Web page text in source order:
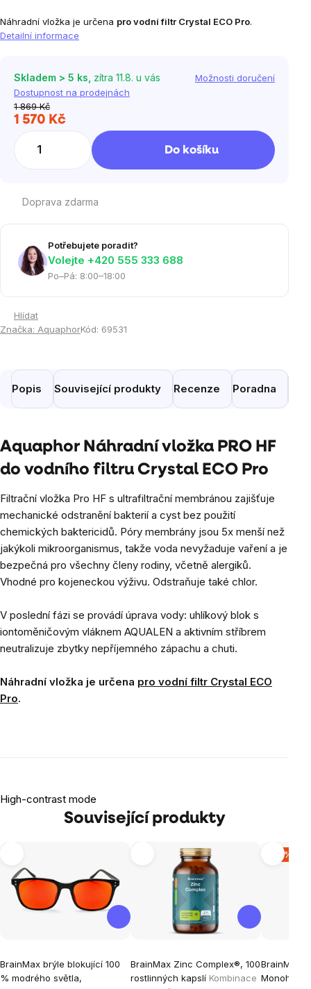
Náhradní vložka je určena pro vodní filtr Crystal ECO Pro.
Detailní informace
Skladem > 5 ks, zítra 11.8. u vás
Dostupnost na prodejnách
Možnosti doručení
1 869 Kč
1 570 Kč
Do košíku
Doprava zdarma
Potřebujete poradit?
Volejte ‭+420 555 333 688
Po–Pá: 8:00–18:00
Hlídat
Značka: AquaphorKód: 69531
Popis Související produkty Recenze Poradna
Aquaphor Náhradní vložka PRO HF
do vodního filtru Crystal ECO Pro
Filtrační vložka Pro HF s ultrafiltrační membránou zajišťuje
mechanické odstranění bakterií a cyst bez použití
chemických baktericidů. Póry membrány jsou 5x menší než
jakýkoli mikroorganismus, takže voda nevyžaduje vaření a je
bezpečná pro všechny členy rodiny, včetně alergiků.
Vhodné pro kojeneckou výživu. Odstraňuje také chlor.
V poslední fázi se provádí úprava vody: uhlíkový blok s
iontoměničovým vláknem AQUALEN a aktivním stříbrem
neutralizuje zbytky nepříjemného zápachu a chuti.
Náhradní vložka je určena pro vodní filtr Crystal ECO
Pro.
High-contrast mode
Související produkty
BrainMax brýle blokující 100
% modrého světla,
BrainMax Zinc Complex®, 100
rostlinných kapslí Kombinace
-10 %
BrainMax